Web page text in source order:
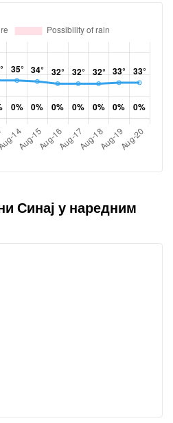
Синај у наредним